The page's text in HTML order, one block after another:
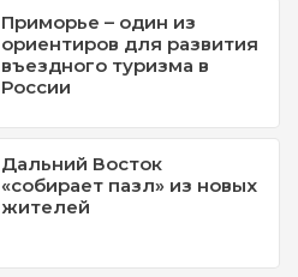
Приморье – один из
ориентиров для развития
въездного туризма в
России
Дальний Восток
«собирает пазл» из новых
жителей